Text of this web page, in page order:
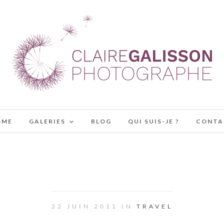
GALERIES BLOG QUI SUIS-JE ?
22 JUIN 2011 IN TRAVEL